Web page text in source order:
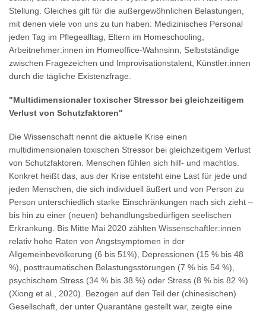
Stellung. Gleiches gilt für die außergewöhnlichen Belastungen,
mit denen viele von uns zu tun haben: Medizinisches Personal
jeden Tag im Pflegealltag, Eltern im Homeschooling,
Arbeitnehmer:innen im Homeoffice-Wahnsinn, Selbstständige
zwischen Fragezeichen und Improvisationstalent, Künstler:innen
durch die tägliche Existenzfrage.
"Multidimensionaler toxischer Stressor bei gleichzeitigem
Verlust von Schutzfaktoren"
Die Wissenschaft nennt die aktuelle Krise einen
multidimensionalen toxischen Stressor bei gleichzeitigem Verlust
von Schutzfaktoren. Menschen fühlen sich hilf- und machtlos.
Konkret heißt das, aus der Krise entsteht eine Last für jede und
jeden Menschen, die sich individuell äußert und von Person zu
Person unterschiedlich starke Einschränkungen nach sich zieht –
bis hin zu einer (neuen) behandlungsbedürfigen seelischen
Erkrankung. Bis Mitte Mai 2020 zählten Wissenschaftler:innen
relativ hohe Raten von Angstsymptomen in der
Allgemeinbevölkerung (6 bis 51%), Depressionen (15 % bis 48
%), posttraumatischen Belastungsstörungen (7 % bis 54 %),
psychischem Stress (34 % bis 38 %) oder Stress (8 % bis 82 %)
(Xiong et al., 2020). Bezogen auf den Teil der (chinesischen)
Gesellschaft, der unter Quarantäne gestellt war, zeigte eine